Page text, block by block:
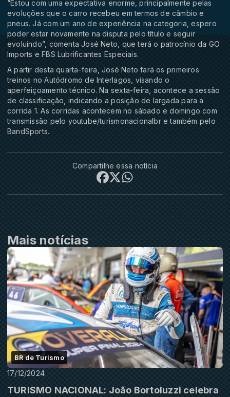
“Estou com uma expectativa enorme, principalmente pelas
evoluções que o carro recebeu em termos de câmbio e
pneus. Já com um ano de experiência na categoria, espero
poder estar novamente na disputa pelo título e seguir
evoluindo”, comenta José Neto, que terá o patrocínio da GO
Imports e FBS Lubrificantes Especiais.
A partir desta quarta-feira, José Neto fará os primeiros
treinos no Autódromo de Interlagos, visando o
aperfeiçoamento técnico. Na sexta-feira, acontece a sessão
de classificação, indicando a posição de largada para a
corrida 1. As corridas acontecem no sábado e domingo com
transmissão pelo youtube/turismonacionalbr e também pelo
BandSports.
Compartilhe essa notícia
Mais notícias
BR de Turismo
17/12/2024
TURISMO NACIONAL: João Bortoluzzi celebra